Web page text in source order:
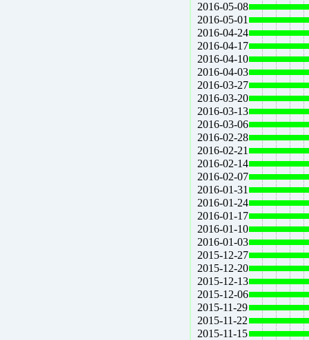
2016-05-08
2016-05-01
2016-04-24
2016-04-17
2016-04-10
2016-04-03
2016-03-27
2016-03-20
2016-03-13
2016-03-06
2016-02-28
2016-02-21
2016-02-14
2016-02-07
2016-01-31
2016-01-24
2016-01-17
2016-01-10
2016-01-03
2015-12-27
2015-12-20
2015-12-13
2015-12-06
2015-11-29
2015-11-22
2015-11-15